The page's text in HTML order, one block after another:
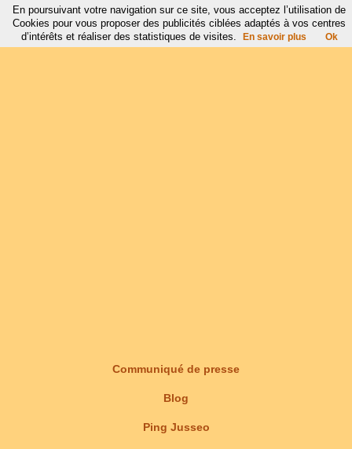
Communiqué de presse
Blog
Ping Jusseo
En poursuivant votre navigation sur ce site, vous acceptez l’utilisation de
Cookies pour vous proposer des publicités ciblées adaptés à vos centres
d’intérêts et réaliser des statistiques de visites.
En savoir plus Ok